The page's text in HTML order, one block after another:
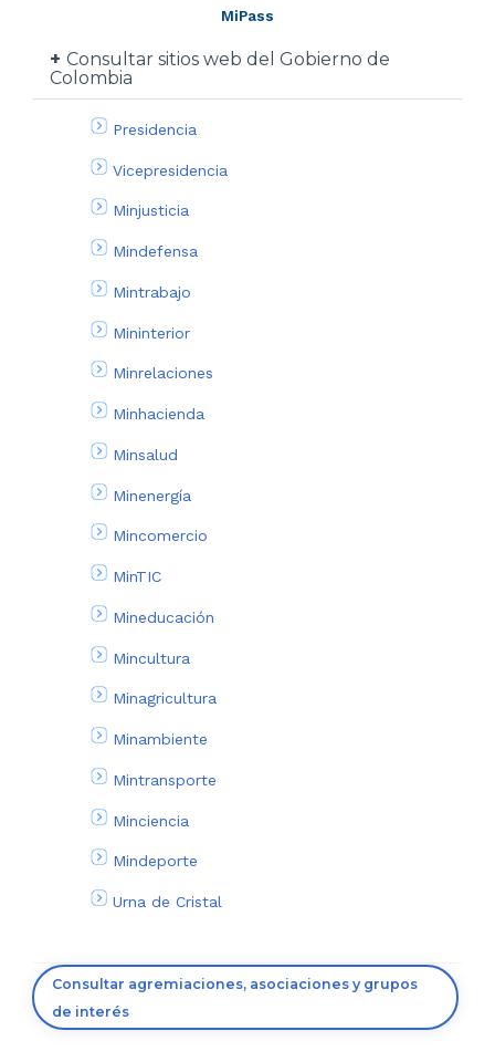
MiPass
Consultar sitios web del Gobierno de
Colombia
Presidencia
Vicepresidencia
Minjusticia
Mindefensa
Mintrabajo
Mininterior
Minrelaciones
Minhacienda
Minsalud
Minenergía
Mincomercio
MinTIC
Mineducación
Mincultura
Minagricultura
Minambiente
Mintransporte
Minciencia
Mindeporte
Urna de Cristal
Consultar agremiaciones, asociaciones y grupos
de interés